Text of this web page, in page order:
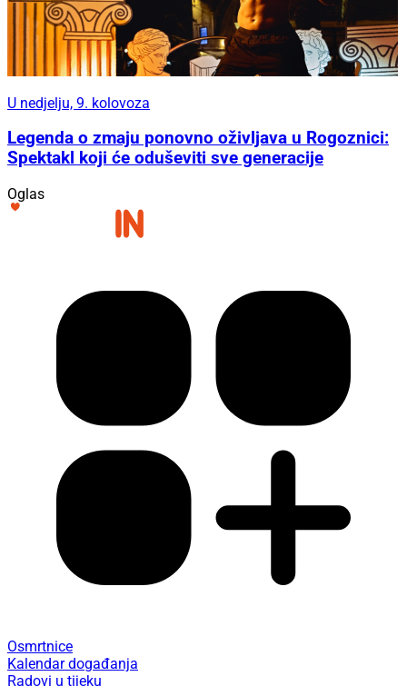
U nedjelju, 9. kolovoza
Legenda o zmaju ponovno oživljava u Rogoznici:
Spektakl koji će oduševiti sve generacije
Oglas
Osmrtnice
Kalendar događanja
Radovi u tijeku